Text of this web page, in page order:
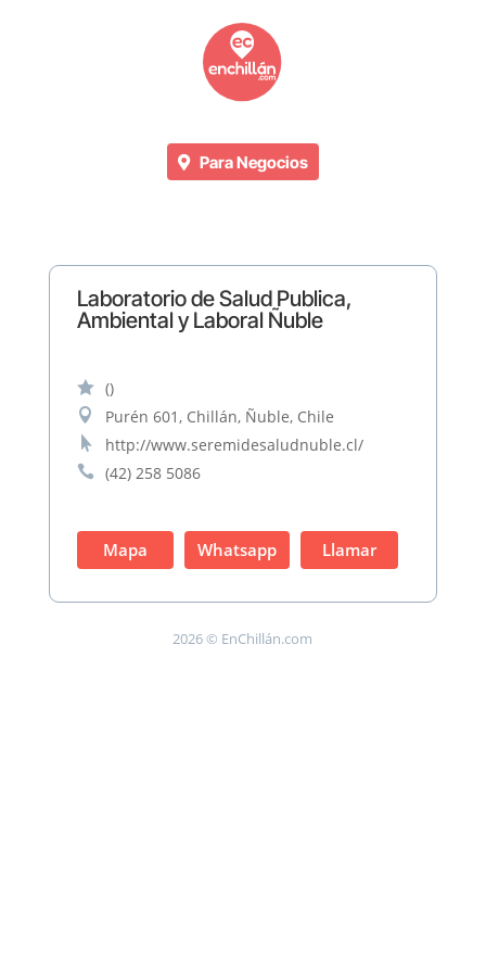
Para Negocios
Laboratorio de Salud Publica,
Ambiental y Laboral Ñuble
 ()
 Purén 601, Chillán, Ñuble, Chile
 http://www.seremidesaludnuble.cl/
 (42) 258 5086
Mapa Whatsapp Llamar
2026 © EnChillán.com